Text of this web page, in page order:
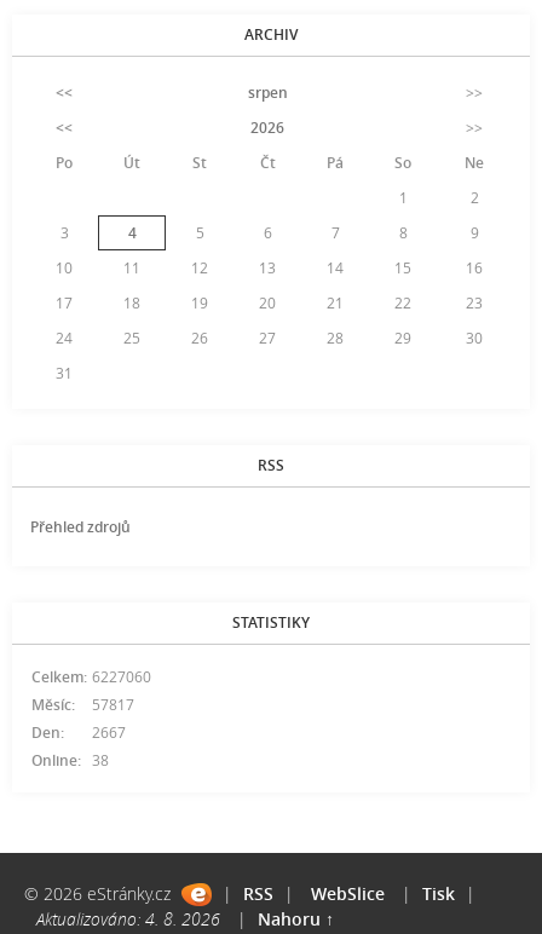
ARCHIV
<< srpen
>>
<<
2026
>>
Po
Út St Čt Pá So
Ne
1
2
3
4 5 6 7 8
9
10
11 12 13 14 15
16
17
18 19 20 21 22
23
24
25 26 27 28 29
30
31
RSS
Přehled zdrojů
STATISTIKY
Online: 38
Celkem: 6227060
Měsíc:
57817
Den:
2667
© 2026 eStránky.cz | RSS | WebSlice | Tisk
|
Aktualizováno: 4. 8. 2026
| Nahoru ↑